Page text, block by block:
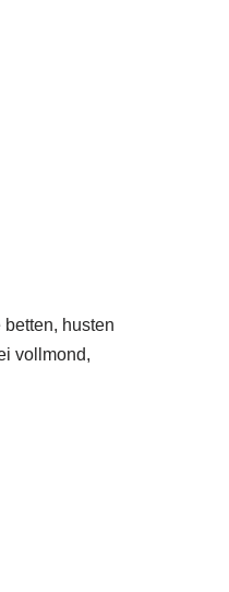
husten
vollmond,